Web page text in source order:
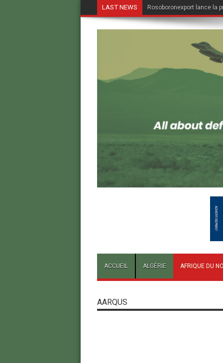
LAST NEWS Rosoboronexport lance la
ACCUEIL ALGÉRIE AFRIQUE DU
AARQUS